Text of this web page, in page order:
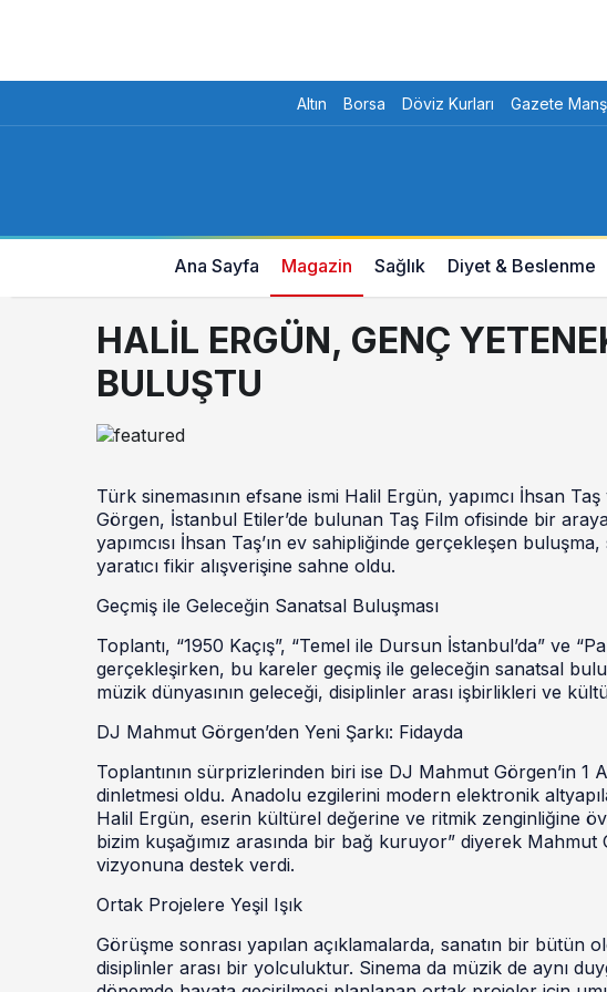
Altın Borsa Döviz Kurları Gazete
Ana Sayfa Magazin Sağlık Diyet & Beslenme
HALİL ERGÜN, GENÇ
BULUŞTU
Türk sinemasının efsane ismi Halil Ergün, yapımcı İhsan
Görgen, İstanbul Etiler’de bulunan Taş Film ofisinde bir
yapımcısı İhsan Taş’ın ev sahipliğinde gerçekleşen
yaratıcı fikir alışverişine sahne oldu.
Geçmiş ile Geleceğin Sanatsal Buluşması
Toplantı, “1950 Kaçış”, “Temel ile Dursun İstanbul’da” ve
gerçekleşirken, bu kareler geçmiş ile geleceğin sanatsal
müzik dünyasının geleceği, disiplinler arası işbirlikleri ve
DJ Mahmut Görgen’den Yeni Şarkı: Fidayda
Toplantının sürprizlerinden biri ise DJ Mahmut Görgen’in 1
dinletmesi oldu. Anadolu ezgilerini modern elektronik
Halil Ergün, eserin kültürel değerine ve ritmik zenginliğine
bizim kuşağımız arasında bir bağ kuruyor” diyerek
vizyonuna destek verdi.
Ortak Projelere Yeşil Işık
Görüşme sonrası yapılan açıklamalarda, sanatın bir bütün
disiplinler arası bir yolculuktur. Sinema da müzik de aynı